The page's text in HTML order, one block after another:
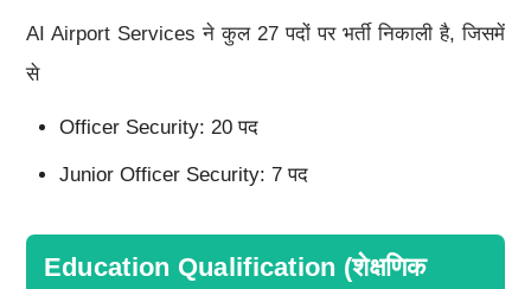
AI Airport Services ने कुल 27 पदों पर भर्ती निकाली है, जिसमें
से
Officer Security: 20 पद
Junior Officer Security: 7 पद
Education Qualification (शेक्षणिक